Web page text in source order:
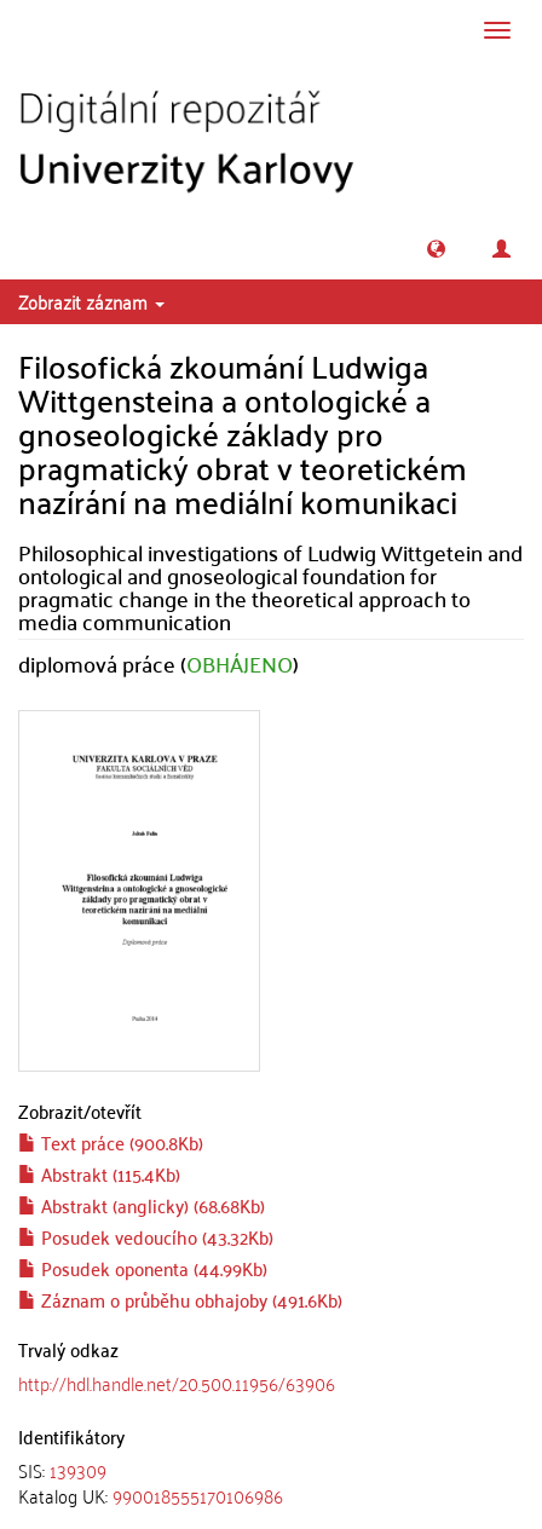
Zobrazit záznam
Filosofická zkoumání Ludwiga
Wittgensteina a ontologické a
gnoseologické základy pro
pragmatický obrat v teoretickém
nazírání na mediální komunikaci
Philosophical investigations of Ludwig Wittgetein and
ontological and gnoseological foundation for
pragmatic change in the theoretical approach to
media communication
diplomová práce (OBHÁJENO)
Zobrazit/otevřít
Text práce (900.8Kb)
Abstrakt (115.4Kb)
Abstrakt (anglicky) (68.68Kb)
Posudek vedoucího (43.32Kb)
Posudek oponenta (44.99Kb)
Záznam o průběhu obhajoby (491.6Kb)
Trvalý odkaz
http://hdl.handle.net/20.500.11956/63906
Identifikátory
SIS:139309
Katalog UK:990018555170106986